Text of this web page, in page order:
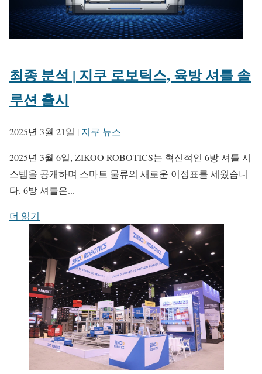
최종 분석 | 지쿠 로보틱스, 육방 셔틀 솔
루션 출시
2025년 3월 21일 | 지쿠 뉴스
2025년 3월 6일, ZIKOO ROBOTICS는 혁신적인 6방 셔틀 시
스템을 공개하며 스마트 물류의 새로운 이정표를 세웠습니
다. 6방 셔틀은...
더 읽기